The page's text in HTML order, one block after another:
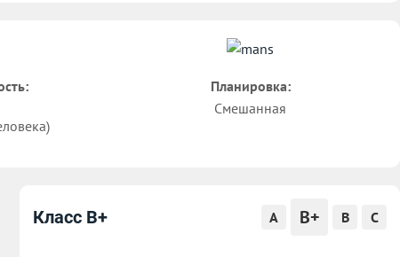
Планировка:
Смешанная
Класс B+ A B+ B C